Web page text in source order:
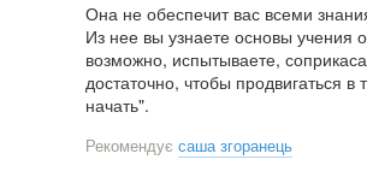
Она не обеспечит вас всеми
Из нее вы узнаете основы учения
возможно, испытываете,
достаточно, чтобы продвигаться
начать".
Рекомендує саша згоранець